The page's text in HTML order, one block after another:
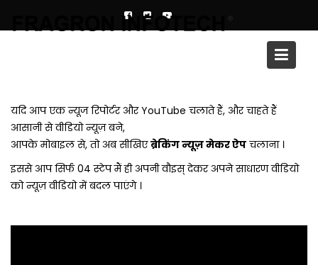
मोबाइल ही प्रोफेशनल न्यूज़ वीडियो की एडिटिंग
यदि आप एक न्यूज रिपोर्टर और YouTube चलाते हैं, और चाहते हैं
आसानी से वीडियो न्यूज़ बने,
आपके मोबाइल से, तो अब सीखिएब्रेकिंग न्यूज़ मेकर ऐप चलाना ।
इससे आप सिर्फ 04 स्टेप मैं ही अपनी वौइस् देकर अपने साधारण वीडियो
को न्यूज़ वीडियो में बदल पाएंगे ।